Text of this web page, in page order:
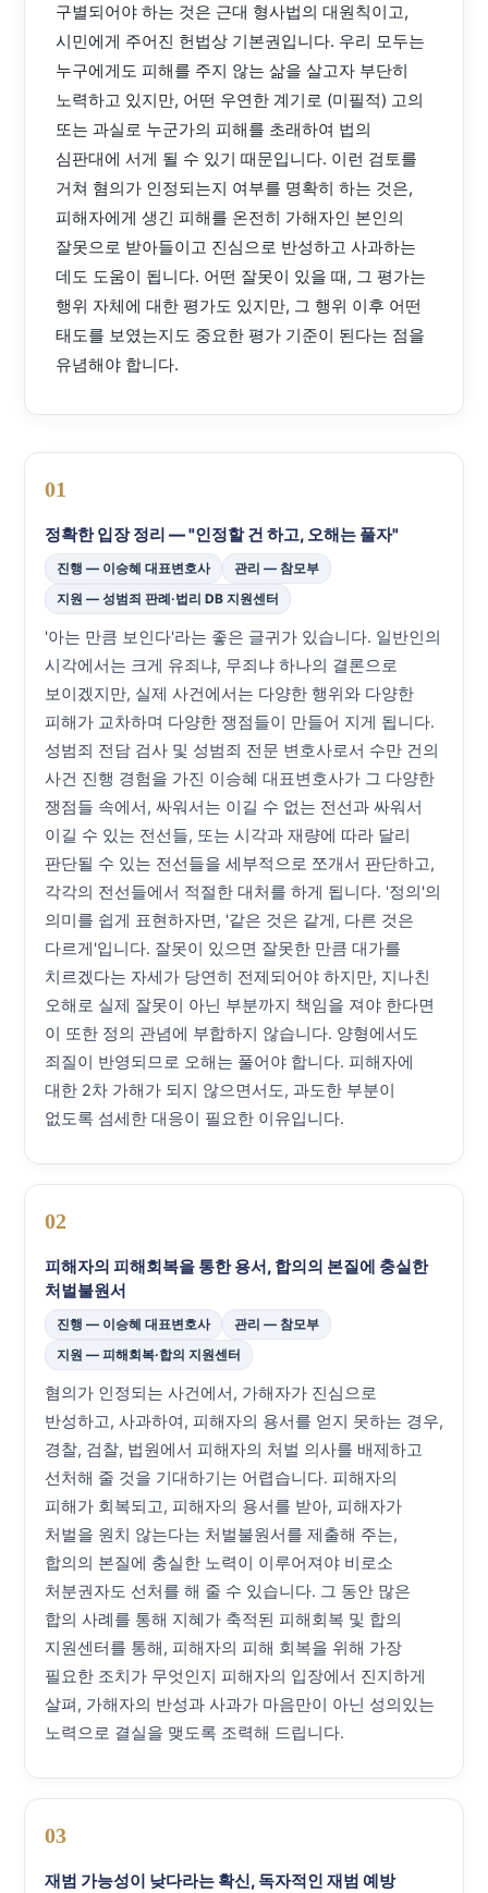
구별되어야 하는 것은 근대 형사법의 대원칙이고,
시민에게 주어진 헌법상 기본권입니다. 우리 모두는
누구에게도 피해를 주지 않는 삶을 살고자 부단히
노력하고 있지만, 어떤 우연한 계기로 (미필적) 고의
또는 과실로 누군가의 피해를 초래하여 법의
심판대에 서게 될 수 있기 때문입니다. 이런 검토를
거쳐 혐의가 인정되는지 여부를 명확히 하는 것은,
피해자에게 생긴 피해를 온전히 가해자인 본인의
잘못으로 받아들이고 진심으로 반성하고 사과하는
데도 도움이 됩니다. 어떤 잘못이 있을 때, 그 평가는
행위 자체에 대한 평가도 있지만, 그 행위 이후 어떤
태도를 보였는지도 중요한 평가 기준이 된다는 점을
유념해야 합니다.
01
정확한 입장 정리 — "인정할 건 하고, 오해는 풀자"
진행 — 이승혜 대표변호사
관리 — 참모부
지원 — 성범죄 판례·법리 DB 지원센터
'아는 만큼 보인다'라는 좋은 글귀가 있습니다. 일반인의
시각에서는 크게 유죄냐, 무죄냐 하나의 결론으로
보이겠지만, 실제 사건에서는 다양한 행위와 다양한
피해가 교차하며 다양한 쟁점들이 만들어 지게 됩니다.
성범죄 전담 검사 및 성범죄 전문 변호사로서 수만 건의
사건 진행 경험을 가진 이승혜 대표변호사가 그 다양한
쟁점들 속에서, 싸워서는 이길 수 없는 전선과 싸워서
이길 수 있는 전선들, 또는 시각과 재량에 따라 달리
판단될 수 있는 전선들을 세부적으로 쪼개서 판단하고,
각각의 전선들에서 적절한 대처를 하게 됩니다. '정의'의
의미를 쉽게 표현하자면, '같은 것은 같게, 다른 것은
다르게'입니다. 잘못이 있으면 잘못한 만큼 대가를
치르겠다는 자세가 당연히 전제되어야 하지만, 지나친
오해로 실제 잘못이 아닌 부분까지 책임을 져야 한다면
이 또한 정의 관념에 부합하지 않습니다. 양형에서도
죄질이 반영되므로 오해는 풀어야 합니다. 피해자에
대한 2차 가해가 되지 않으면서도, 과도한 부분이
없도록 섬세한 대응이 필요한 이유입니다.
02
피해자의 피해회복을 통한 용서, 합의의 본질에 충실한
처벌불원서
진행 — 이승혜 대표변호사
관리 — 참모부
지원 — 피해회복·합의 지원센터
혐의가 인정되는 사건에서, 가해자가 진심으로
반성하고, 사과하여, 피해자의 용서를 얻지 못하는 경우,
경찰, 검찰, 법원에서 피해자의 처벌 의사를 배제하고
선처해 줄 것을 기대하기는 어렵습니다. 피해자의
피해가 회복되고, 피해자의 용서를 받아, 피해자가
처벌을 원치 않는다는 처벌불원서를 제출해 주는,
합의의 본질에 충실한 노력이 이루어져야 비로소
처분권자도 선처를 해 줄 수 있습니다. 그 동안 많은
합의 사례를 통해 지혜가 축적된 피해회복 및 합의
지원센터를 통해, 피해자의 피해 회복을 위해 가장
필요한 조치가 무엇인지 피해자의 입장에서 진지하게
살펴, 가해자의 반성과 사과가 마음만이 아닌 성의있는
노력으로 결실을 맺도록 조력해 드립니다.
03
재범 가능성이 낮다라는 확신, 독자적인 재범 예방